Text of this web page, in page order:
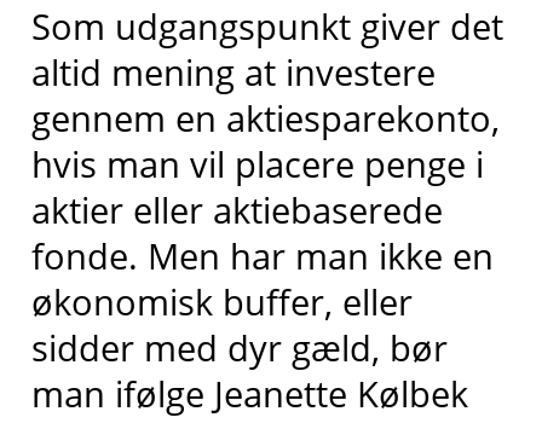
Som udgangspunkt giver det
altid mening at investere
gennem en aktiesparekonto,
hvis man vil placere penge i
aktier eller aktiebaserede
fonde. Men har man ikke en
økonomisk buffer, eller
sidder med dyr gæld, bør
man ifølge Jeanette Kølbek